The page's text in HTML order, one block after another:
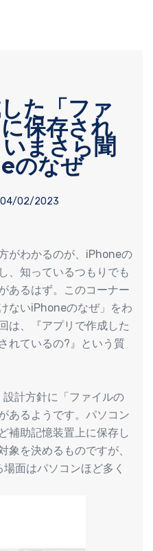
た「ファ
保存され
まさら聞
のなぜ
04/02/2023
がわかるのが、iPhoneの
、知っているつもりでも
あるはず。このコーナー
ないiPhoneのなぜ」をわ
は、『アプリで作成した
れているの?』という質
計方針に「ファイルの
あるようです。パソコン
補助記憶装置上に保存し
象を決めるものですが、
面はパソコンほど多く